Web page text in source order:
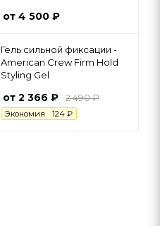
от 4 500 ₽
Гель сильной фиксации -
American Crew Firm Hold
Styling Gel
от 2 366 ₽ 2 490 ₽
Экономия 124 ₽